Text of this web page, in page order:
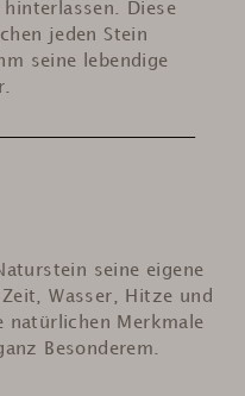
hinterlassen. Diese
jeden Stein
seine lebendige
seine eigene
Wasser, Hitze und
natürlichen Merkmale
Besonderem.